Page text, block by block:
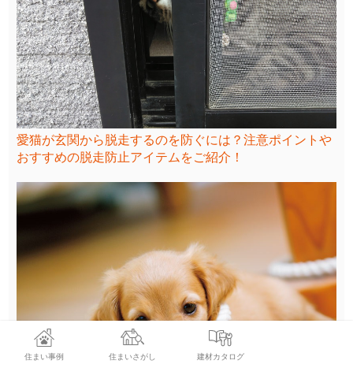
愛猫が玄関から脱走するのを防ぐには？注意ポイントや
おすすめの脱走防止アイテムをご紹介！
住まい事例 住まいさがし 建材カタログ